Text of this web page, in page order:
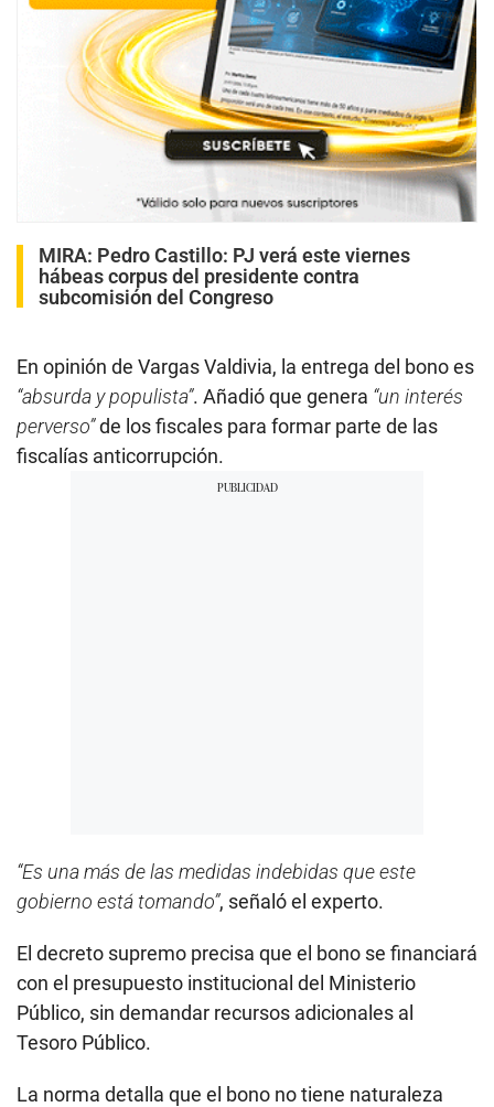
MIRA: Pedro Castillo: PJ verá este viernes
hábeas corpus del presidente contra
subcomisión del Congreso
En opinión de Vargas Valdivia, la entrega del bono es
“absurda y populista”. Añadió que genera “un interés
perverso”de los fiscales para formar parte de las
fiscalías anticorrupción.
“Es una más de las medidas indebidas que este
gobierno está tomando”, señaló el experto.
El decreto supremo precisa que el bono se financiará
con el presupuesto institucional del Ministerio
Público, sin demandar recursos adicionales al
Tesoro Público.
La norma detalla que el bono no tiene naturaleza